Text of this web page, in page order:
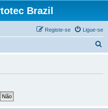
Brazil
Ligue-se
Registe-se